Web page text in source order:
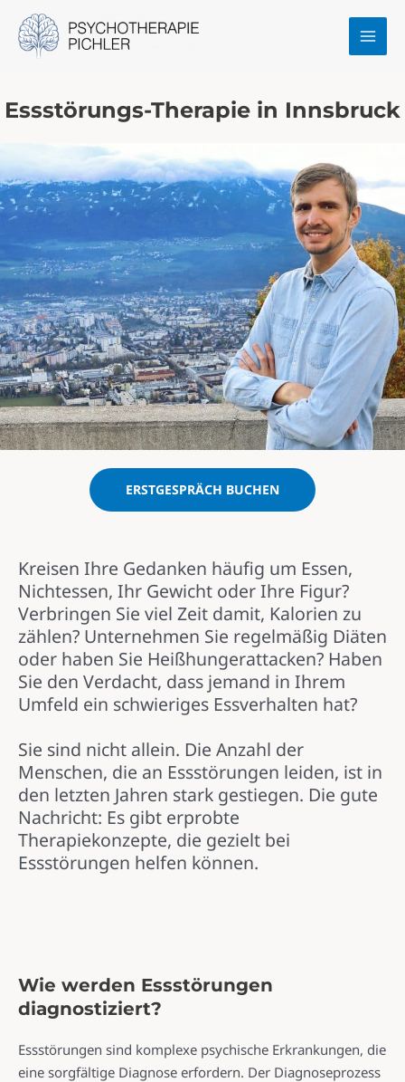
Inhalt
springen
Essstörungs-Therapie in Innsbruck
ERSTGESPRÄCH BUCHEN
Kreisen Ihre Gedanken häufig um Essen,
Nichtessen, Ihr Gewicht oder Ihre Figur?
Verbringen Sie viel Zeit damit, Kalorien zu
zählen? Unternehmen Sie regelmäßig Diäten
oder haben Sie Heißhungerattacken? Haben
Sie den Verdacht, dass jemand in Ihrem
Umfeld ein schwieriges Essverhalten hat?
Sie sind nicht allein. Die Anzahl der
Menschen, die an Essstörungen leiden, ist in
den letzten Jahren stark gestiegen. Die gute
Nachricht: Es gibt erprobte
Therapiekonzepte, die gezielt bei
Essstörungen helfen können.
Wie werden Essstörungen
diagnostiziert?
Essstörungen sind komplexe psychische Erkrankungen, die
eine sorgfältige Diagnose erfordern. Der Diagnoseprozess